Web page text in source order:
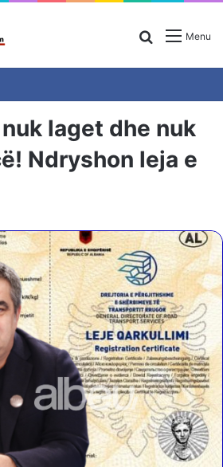
Menu
Search for
laget dhe nuk
Ndryshon leja e